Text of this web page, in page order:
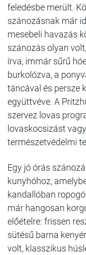
feledésbe merült.
szánozásnak már
mesebeli havazás
szánozás olyan
írva, immár sűrű
burkolózva, a
táncával és persze
együttvéve. A
szervez lovas
lovaskocsizást
természetvédelmi
Egy jó órás
kunyhóhoz,
kandallóban
már hangosan
előételre: frissen
sütésű barna
volt, klasszikus